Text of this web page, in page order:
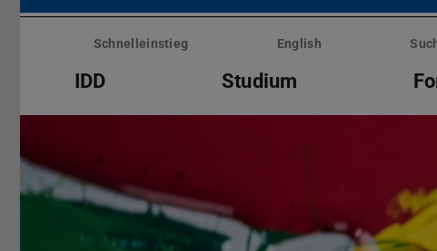
Menü
überspringenSchnelleinstieg English
IDD Studium